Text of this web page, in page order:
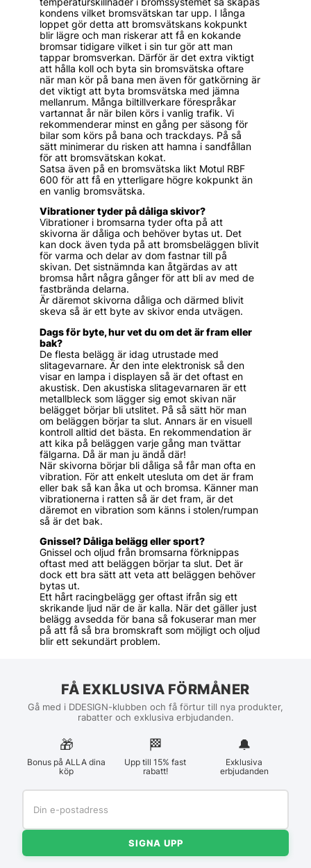
kondens vilket bromsvätskan tar upp. I långa
loppet gör detta att bromsvätskans kokpunkt
blir lägre och man riskerar att få en kokande
bromsar tidigare vilket i sin tur gör att man
tappar bromsverkan. Därför är det extra viktigt
att hålla koll och byta sin bromsvätska oftare
när man kör på bana men även för gatkörning är
det viktigt att byta bromsvätska med jämna
mellanrum. Många biltillverkare förespråkar
vartannat år när bilen körs i vanlig trafik. Vi
rekommenderar minst en gång per säsong för
bilar som körs på bana och trackdays. På så
sätt minimerar du risken att hamna i sandfållan
för att bromsvätskan kokat.
Satsa även på en bromsvätska likt Motul RBF
600 för att få en ytterligare högre kokpunkt än
en vanlig bromsvätska.
Vibrationer tyder på dåliga skivor?
Vibrationer i bromsarna tyder ofta på att
skivorna är dåliga och behöver bytas ut. Det
kan dock även tyda på att bromsbeläggen blivit
för varma och delar av dom fastnar till på
skivan. Det sistnämnda kan åtgärdas av att
bromsa hårt några gånger för att bli av med de
fastbrända delarna.
Är däremot skivorna dåliga och därmed blivit
skeva så är ett byte av skivor enda utvägen.
Dags för byte, hur vet du om det är fram eller
bak?
De flesta belägg är idag utrustade med
slitagevarnare. Är den inte elektronisk så den
visar en lampa i displayen så är det oftast en
akustisk. Den akustiska slitagevarnaren är ett
metallbleck som lägger sig emot skivan när
belägget börjar bli utslitet. På så sätt hör man
om beläggen börjar ta slut. Annars är en visuell
kontroll alltid det bästa. En rekommendation är
att kika på beläggen varje gång man tvättar
fälgarna. Då är man ju ändå där!
När skivorna börjar bli dåliga så får man ofta en
vibration. För att enkelt utesluta om det är fram
eller bak så kan åka ut och bromsa. Känner man
vibrationerna i ratten så är det fram, är det
däremot en vibration som känns i stolen/rumpan
så är det bak.
Gnissel? Dåliga belägg eller sport?
Gnissel och oljud från bromsarna förknippas
oftast med att beläggen börjar ta slut. Det är
dock ett bra sätt att veta att beläggen behöver
bytas ut.
Ett hårt racingbelägg ger oftast ifrån sig ett
skrikande ljud när de är kalla. När det gäller just
belägg avsedda för bana så fokuserar man mer
på att få så bra bromskraft som möjligt och oljud
blir ett sekundärt problem.
FÅ EXKLUSIVA FÖRMÅNER
Gå med i DDESIGN-klubben och få förtur till nya produkter,
rabatter och exklusiva erbjudanden.
🎁
Bonus på ALLA dina
köp
🏁︎
Upp till 15% fast
rabatt!
🔔
Exklusiva
erbjudanden
SIGNA UPP